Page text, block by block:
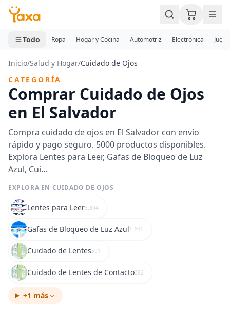
MINI CARRITO
0 productos
Todo Ropa Hogar y Cocina Automotriz Electrónica
Inicio/Salud y Hogar/Cuidado de Ojos
CATEGORÍA
Comprar Cuidado de Ojos
en El Salvador
Compra cuidado de ojos en El Salvador con envío
rápido y pago seguro. 5000 productos disponibles.
Explora Lentes para Leer, Gafas de Bloqueo de Luz
Azul, Cui...
EXPLORA EN CUIDADO DE OJOS
Lentes para Leer3.394
Gafas de Bloqueo de Luz Azul1.241
Cuidado de Lentes591
Cuidado de Lentes de Contacto382
+1 más